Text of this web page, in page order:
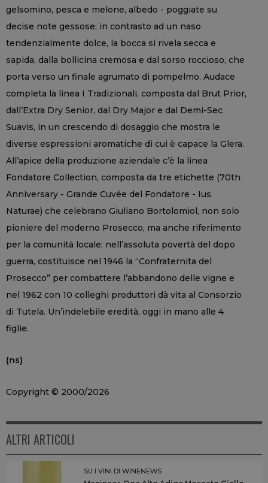
gelsomino, pesca e melone, albedo - poggiate su
decise note gessose; in contrasto ad un naso
tendenzialmente dolce, la bocca si rivela secca e
sapida, dalla bollicina cremosa e dal sorso roccioso, che
porta verso un finale agrumato di pompelmo. Audace
completa la linea I Tradizionali, composta dal Brut Prior,
dall’Extra Dry Senior, dal Dry Major e dal Demi-Sec
Suavis, in un crescendo di dosaggio che mostra le
diverse espressioni aromatiche di cui è capace la Glera.
All’apice della produzione aziendale c’è la linea
Fondatore Collection, composta da tre etichette (70th
Anniversary - Grande Cuvée del Fondatore - Ius
Naturae) che celebrano Giuliano Bortolomiol, non solo
pioniere del moderno Prosecco, ma anche riferimento
per la comunità locale: nell’assoluta povertà del dopo
guerra, costituisce nel 1946 la “Confraternita del
Prosecco” per combattere l’abbandono delle vigne e
nel 1962 con 10 colleghi produttori dà vita al Consorzio
di Tutela. Un’indelebile eredità, oggi in mano alle 4
figlie.
(ns)
Copyright © 2000/2026
ALTRI ARTICOLI
SU I VINI DI WINENEWS